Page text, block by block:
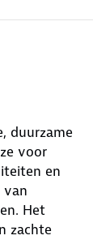
duurzame
voor
en
van
Het
zachte